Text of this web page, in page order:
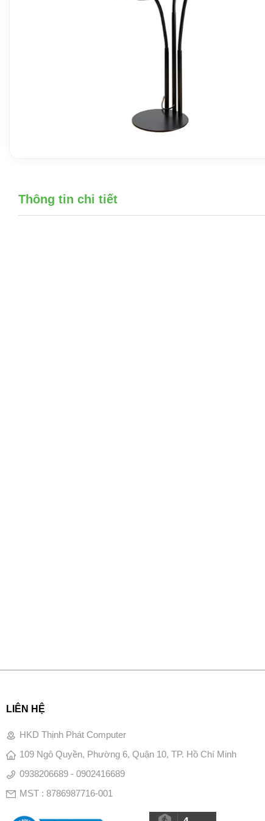
Thông tin chi tiết
LIÊN HỆ
HKD Thịnh Phát Computer
109 Ngô Quyền, Phường 6, Quận 10, TP. Hồ Chí Minh
0938206689 - 0902416689
MST : 8786987716-001